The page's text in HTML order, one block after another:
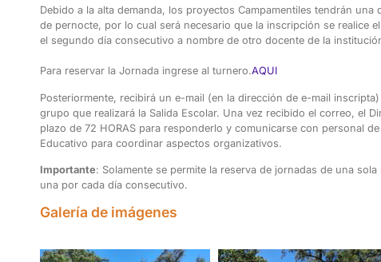
Debido a la alta demanda, los proyectos Campamentiles tendrán
de pernocte, por lo cual será necesario que la inscripción se realice
el segundo día consecutivo a nombre de otro docente de la
Para reservar la Jornada ingrese al turnero.AQUI
Posteriormente, recibirá un e-mail (en la dirección de e-mail
grupo que realizará la Salida Escolar. Una vez recibido el correo, el
plazo de 72 HORAS para responderlo y comunicarse con personal de
Educativo para coordinar aspectos organizativos.
Importante: Solamente se permite la reserva de jornadas de una
una por cada día consecutivo.
Galería de imágenes